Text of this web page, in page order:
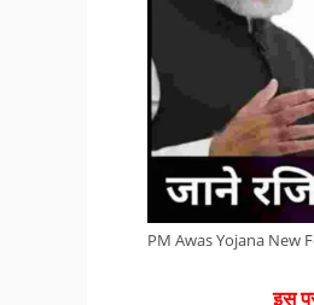
PM Awas Yojana New
इस